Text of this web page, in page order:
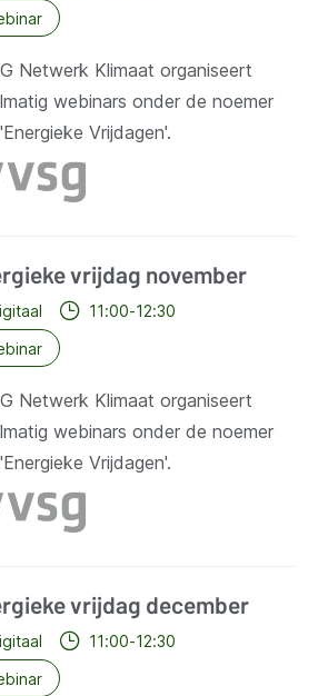
Netwerk Klimaat organiseert
webinars onder de noemer
Vrijdagen'.
vrijdag november
11:00-12:30
Netwerk Klimaat organiseert
webinars onder de noemer
Vrijdagen'.
vrijdag december
11:00-12:30